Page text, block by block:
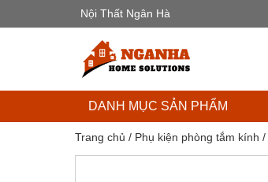
Nội Thất Ngân Hà
DANH MỤC SẢN PHẨM
Trang chủ / Phụ kiện phòng tắm kính /